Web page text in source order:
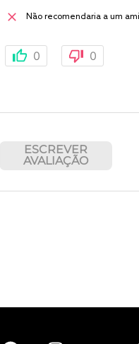
Não recomendaria a um
0 0
ESCREVER
AVALIAÇÃO